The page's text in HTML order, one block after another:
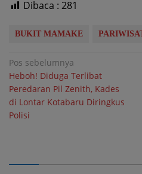
Dibaca : 281
BUKIT MAMAKE
Navigasi
pos
Pos sebelumnya
Heboh! Diduga Terlibat
Peredaran Pil Zenith, Kades
di Lontar Kotabaru Diringkus
Polisi